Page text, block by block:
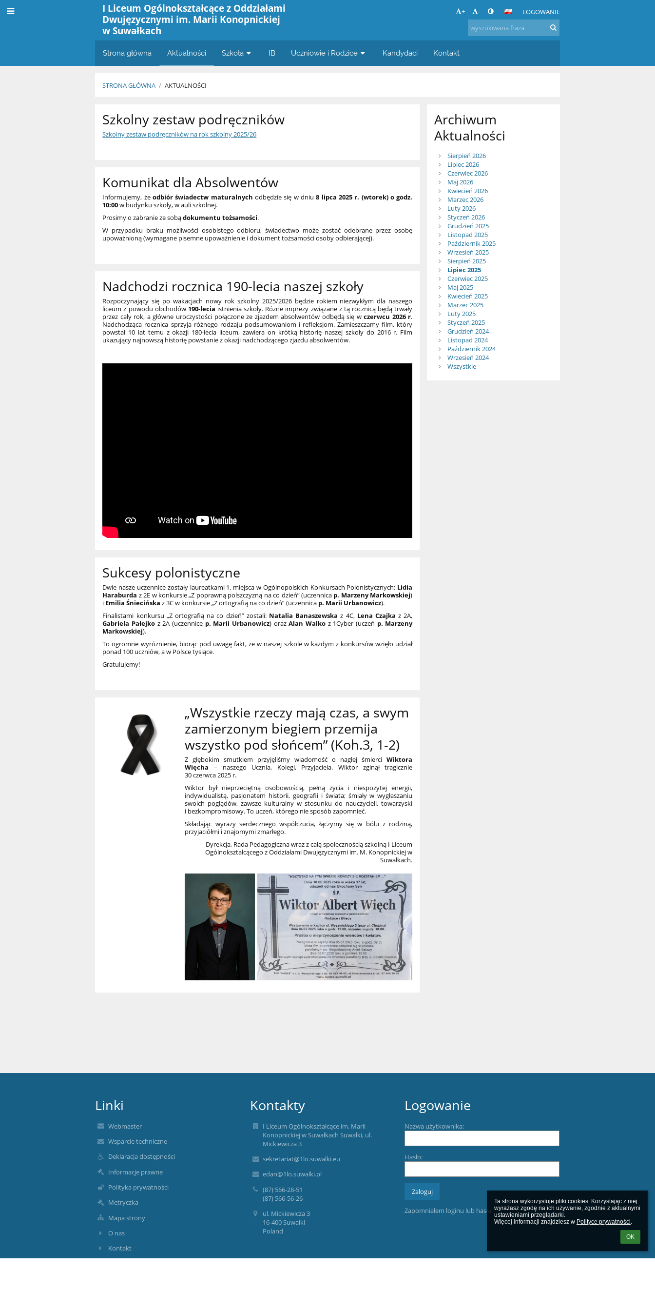
Ta strona wykorzystuje pliki cookies. Korzystając z niej
wyrażasz zgodę na ich używanie, zgodnie z aktualnymi
ustawieniami przeglądarki.
Więcej informacji znajdziesz w Polityce prywatności.
OK
I Liceum Ogólnokształcące z Oddziałami
Dwujęzycznymi im. Marii Konopnickiej
w Suwałkach
+ - LOGOWANIE
Strona główna Aktualności Szkoła IB Uczniowie i Rodzice Kandydaci Kontakt
STRONA GŁÓWNA / AKTUALNOŚCI
Aktualności
Szkolny zestaw podręczników
Szkolny zestaw podręczników na rok szkolny 2025/26
Komunikat dla Absolwentów
Informujemy, że odbiór świadectw maturalnych odbędzie się w dniu8 lipca 2025 r. (wtorek) o godz.
10:00w budynku szkoły, w auli szkolnej.
Prosimy o zabranie ze sobądokumentu tożsamości.
W przypadku braku możliwości osobistego odbioru, świadectwo może zostać odebrane przez osobę
upoważnioną (wymagane pisemne upoważnienie i dokument tożsamości osoby odbierającej).
Nadchodzi rocznica 190-lecia naszej szkoły
Rozpoczynający się po wakacjach nowy rok szkolny 2025/2026 będzie rokiem niezwykłym dla naszego
liceum z powodu obchodów 190-lecia istnienia szkoły. Różne imprezy związane z tą rocznicą będą trwały
przez cały rok, a główne uroczystości połączone ze zjazdem absolwentów odbędą się wczerwcu 2026 r.
Nadchodząca rocznica sprzyja różnego rodzaju podsumowaniom i refleksjom. Zamieszczamy film, który
powstał 10 lat temu z okazji 180-lecia liceum, zawiera on krótką historię naszej szkoły do 2016 r. Film
ukazujący najnowszą historię powstanie z okazji nadchodzącego zjazdu absolwentów.
Sukcesy polonistyczne
Dwie nasze uczennice zostały laureatkami 1. miejsca w Ogólnopolskich Konkursach Polonistycznych: Lidia
Haraburda z 2E w konkursie „Z poprawną polszczyzną na co dzień” (uczennica p. Marzeny Markowskiej)
i Emilia Śniecińska z 3C w konkursie „Z ortografią na co dzień” (uczennica p. Marii Urbanowicz).
Finalistami konkursu „Z ortografią na co dzień” zostali: Natalia Banaszewska z 4C, Lena Czajka z 2A,
Gabriela Pałejko z 2A (uczennice p. Marii Urbanowicz) orazAlan Walko z 1Cyber (uczeń p. Marzeny
Markowskiej).
To ogromne wyróżnienie, biorąc pod uwagę fakt, że w naszej szkole w każdym z konkursów wzięło udział
ponad 100 uczniów, a w Polsce tysiące.
Gratulujemy!
„Wszystkie rzeczy mają czas, a swym
zamierzonym biegiem przemija
wszystko pod słońcem” (Koh.3, 1-2)
Z głębokim smutkiem przyjęliśmy wiadomość o nagłej śmierciWiktora
Więcha – naszego Ucznia, Kolegi, Przyjaciela. Wiktor zginął tragicznie
30 czerwca 2025 r.
Wiktor był nieprzeciętną osobowością, pełną życia i niespożytej energii,
indywidualistą, pasjonatem historii, geografii i świata; śmiały w wygłaszaniu
swoich poglądów, zawsze kulturalny w stosunku do nauczycieli, towarzyski
i bezkompromisowy. To uczeń, którego nie sposób zapomnieć.
Składając wyrazy serdecznego współczucia, łączymy się w bólu z rodziną,
przyjaciółmi i znajomymi zmarłego.
Dyrekcja, Rada Pedagogiczna wraz z całą społecznością szkolną I Liceum
Ogólnokształcącego z Oddziałami Dwujęzycznymi im. M. Konopnickiej w
Suwałkach.
Archiwum
Aktualności
Sierpień 2026
Lipiec 2026
Czerwiec 2026
Maj 2026
Kwiecień 2026
Marzec 2026
Luty 2026
Styczeń 2026
Grudzień 2025
Listopad 2025
Październik 2025
Wrzesień 2025
Sierpień 2025
Lipiec 2025
Czerwiec 2025
Maj 2025
Kwiecień 2025
Marzec 2025
Luty 2025
Styczeń 2025
Grudzień 2024
Listopad 2024
Październik 2024
Wrzesień 2024
Wszystkie
Linki
Webmaster
Wsparcie techniczne
Deklaracja dostępności
Informacje prawne
Polityka prywatności
Metryczka
Mapa strony
O nas
Kontakt
Kontakty
I Liceum Ogólnokształcące im. Marii
Konopnickiej w Suwałkach Suwałki, ul.
Mickiewicza 3
sekretariat@1lo.suwalki.eu
edan@1lo.suwalki.pl
(87) 566-28-51
(87) 566-56-26
ul. Mickiewicza 3
16-400 Suwałki
Poland
Logowanie
Nazwa użytkownika:
Hasło:
Zapomniałem loginu lub hasła